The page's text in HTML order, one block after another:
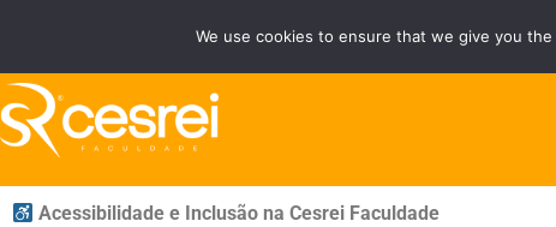
o
conteúdo
Área do Área do Aluno/Professor
Acessibilidade e Inclusão na Cesrei Faculdade
We use cookies to ensure that we give you